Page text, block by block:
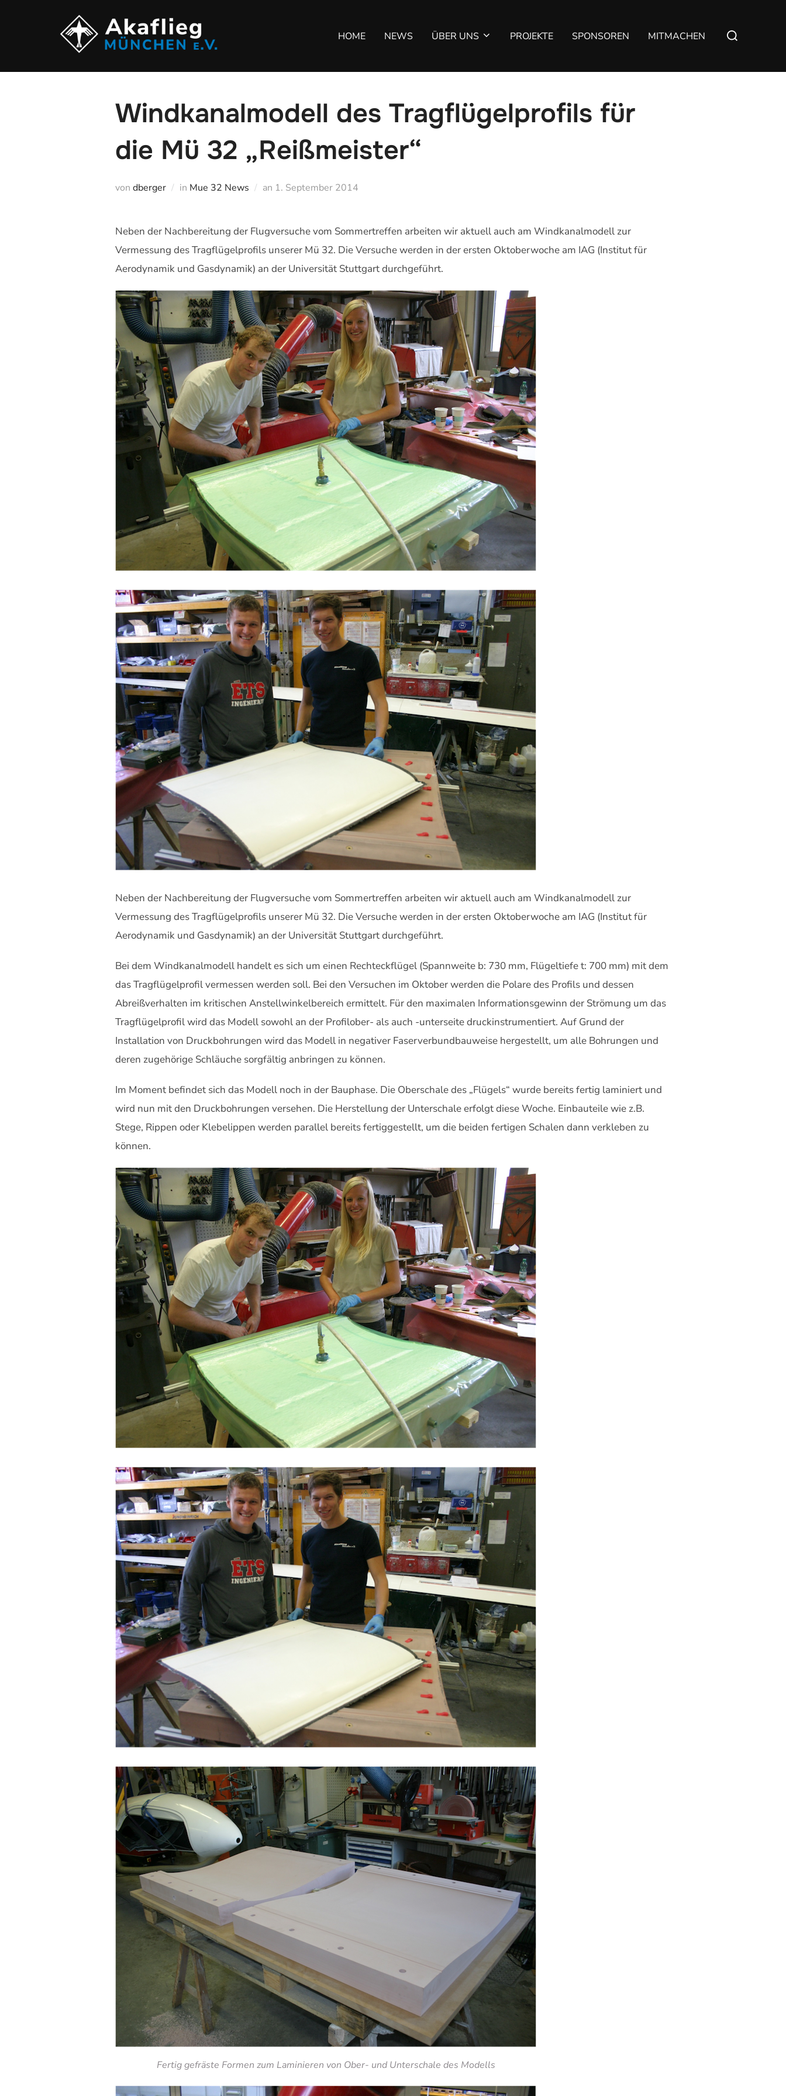
HOME NEWS ÜBER UNS PROJEKTE SPONSOREN MITMACHEN
Suchen
nach:
Windkanalmodell des Tragflügelprofils für
die Mü 32 „Reißmeister“
von dberger in Mue 32 News an Veröffentlicht
1. September 2014
Neben der Nachbereitung der Flugversuche vom Sommertreffen arbeiten wir aktuell auch am Windkanalmodell zur
Vermessung des Tragflügelprofils unserer Mü 32. Die Versuche werden in der ersten Oktoberwoche am IAG (Institut für
Aerodynamik und Gasdynamik) an der Universität Stuttgart durchgeführt.
Neben der Nachbereitung der Flugversuche vom Sommertreffen arbeiten wir aktuell auch am Windkanalmodell zur
Vermessung des Tragflügelprofils unserer Mü 32. Die Versuche werden in der ersten Oktoberwoche am IAG (Institut für
Aerodynamik und Gasdynamik) an der Universität Stuttgart durchgeführt.
Bei dem Windkanalmodell handelt es sich um einen Rechteckflügel (Spannweite b: 730 mm, Flügeltiefe t: 700 mm) mit dem
das Tragflügelprofil vermessen werden soll. Bei den Versuchen im Oktober werden die Polare des Profils und dessen
Abreißverhalten im kritischen Anstellwinkelbereich ermittelt. Für den maximalen Informationsgewinn der Strömung um das
Tragflügelprofil wird das Modell sowohl an der Profilober- als auch -unterseite druckinstrumentiert. Auf Grund der
Installation von Druckbohrungen wird das Modell in negativer Faserverbundbauweise hergestellt, um alle Bohrungen und
deren zugehörige Schläuche sorgfältig anbringen zu können.
Im Moment befindet sich das Modell noch in der Bauphase. Die Oberschale des „Flügels“ wurde bereits fertig laminiert und
wird nun mit den Druckbohrungen versehen. Die Herstellung der Unterschale erfolgt diese Woche. Einbauteile wie z.B.
Stege, Rippen oder Klebelippen werden parallel bereits fertiggestellt, um die beiden fertigen Schalen dann verkleben zu
können.
Fertig gefräste Formen zum Laminieren von Ober- und Unterschale des Modells